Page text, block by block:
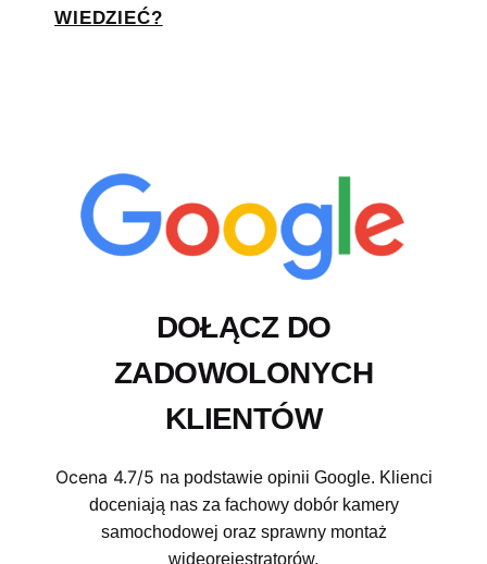
WIEDZIEĆ?
DOŁĄCZ DO
ZADOWOLONYCH
KLIENTÓW
Ocena 4.7/5 na podstawie opinii Google. Klienci
doceniają nas za fachowy dobór kamery
samochodowej oraz sprawny montaż
wideorejestratorów.